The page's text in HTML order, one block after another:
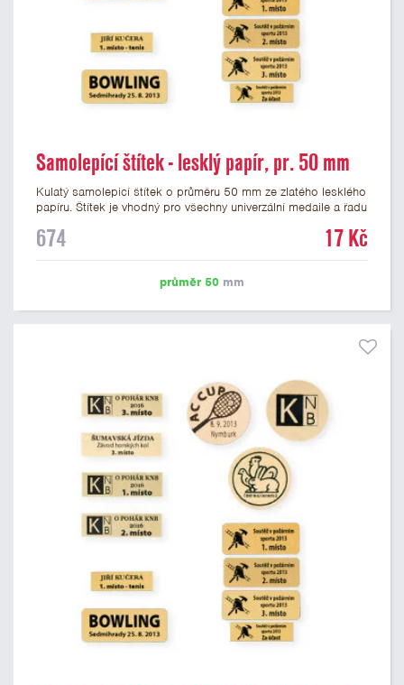
Samolepící štítek - lesklý papír, pr. 50 mm
Kulatý samolepicí štítek o průměru 50 mm ze zlatého lesklého
papíru. Štítek je vhodný pro všechny univerzální medaile a řadu
mm. Na štítek je možné vytisknout logo nebo text dle vašeho
674 17 Kč
průměr 50 mm